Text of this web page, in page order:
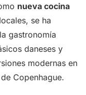
nueva cocina
se ha
gastronomía
daneses y
modernas en
Copenhague.